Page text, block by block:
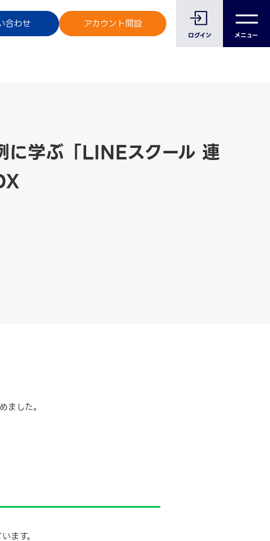
合わせ アカウント開設
ログイン メニュー
客様へ
に学ぶ「LINEスクール 連
した。
ます。